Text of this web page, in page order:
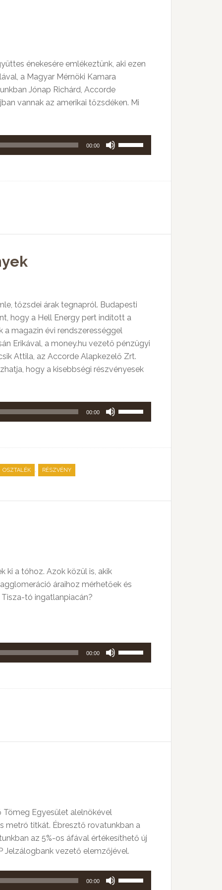
énekesére emlékeztünk, aki ezen
a Magyar Mérnöki Kamara
Jónap Richárd, Accorde
vannak az amerikai tőzsdéken. Mi
00:00
hangerő
illetőleg
tőzsdei árak tegnapról. Budapesti
hogy a Hell Energy pert indított a
a magazin évi rendszerességgel
Erikával, a money.hu vezető pénzügyi
Attila, az Accorde Alapkezelő Zrt.
hogy a kisebbségi részvényesek
00:00
hangerő
illetőleg
OSZTALÉK , RÉSZVÉNY
ki a tóhoz. Azok közül is, akik
áraihoz mérhetőek és
Tisza-tó ingatlanpiacán?
00:00
hangerő
illetőleg
Tömeg Egyesület alelnökével
metró titkát. Ébresztő rovatunkban a
az 5%-os áfával értékesíthető új
Jelzálogbank vezető elemzőjével.
00:00